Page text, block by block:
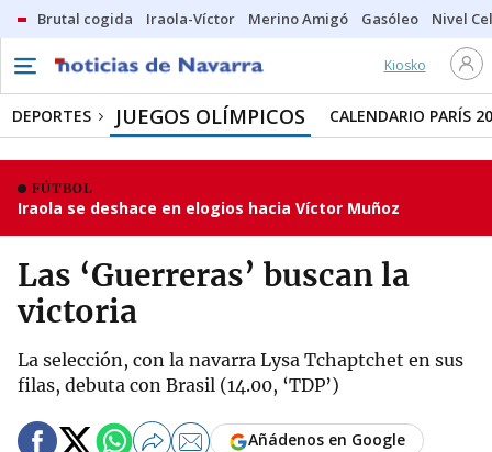
Brutal cogida Iraola-Víctor Merino Amigó Gasóleo Nivel
Kiosko
DEPORTES JUEGOS OLÍMPICOS CALENDARIO PARÍS
FÚTBOL
Iraola se deshace en elogios hacia Víctor Muñoz
Las ‘Guerreras’ buscan la
victoria
La selección, con la navarra Lysa Tchaptchet en sus
filas, debuta con Brasil (14.00, ‘TDP’)
Añádenos en Google